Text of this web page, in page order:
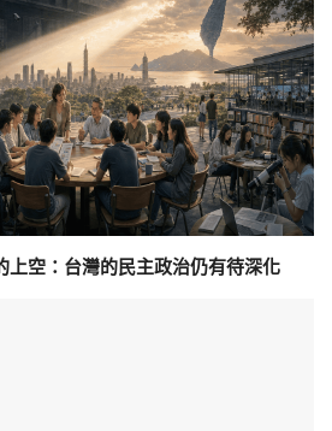
上空：台灣的民主政治仍有待深化